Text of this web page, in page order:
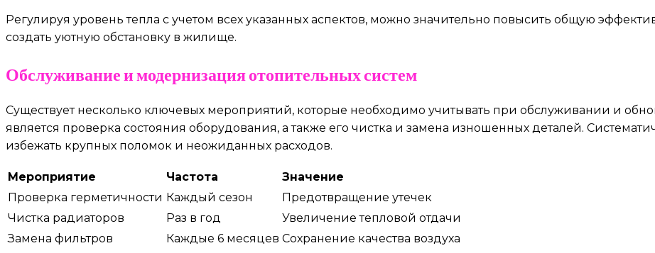
Регулируя уровень тепла с учетом всех указанных аспектов, можно значительно повысить общую
создать уютную обстановку в жилище.
Обслуживание и модернизация отопительных систем
Существует несколько ключевых мероприятий, которые необходимо учитывать при обслуживании и
является проверка состояния оборудования, а также его чистка и замена изношенных деталей.
избежать крупных поломок и неожиданных расходов.
Мероприятие Частота
Значение
Проверка герметичности Каждый сезон
Предотвращение утечек
Чистка радиаторов
Раз в год
Увеличение тепловой отдачи
Замена фильтров
Каждые 6 месяцев Сохранение качества воздуха